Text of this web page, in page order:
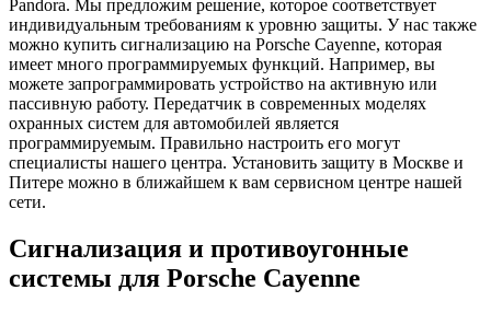
Pandora. Мы предложим решение, которое соответствует
индивидуальным требованиям к уровню защиты. У нас также
можно купить сигнализацию на Porsche Cayenne, которая
имеет много программируемых функций. Например, вы
можете запрограммировать устройство на активную или
пассивную работу. Передатчик в современных моделях
охранных систем для автомобилей является
программируемым. Правильно настроить его могут
специалисты нашего центра. Установить защиту в Москве и
Питере можно в ближайшем к вам сервисном центре нашей
сети.
Сигнализация и противоугонные
системы для Porsche Cayenne